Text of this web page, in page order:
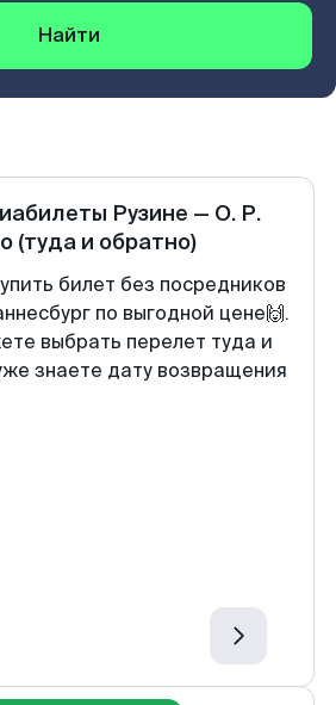
Найти
Рузине — О. Р.
(туда и обратно)
билет без посредников
по выгодной цене🙌.
выбрать перелет туда и
знаете дату возвращения